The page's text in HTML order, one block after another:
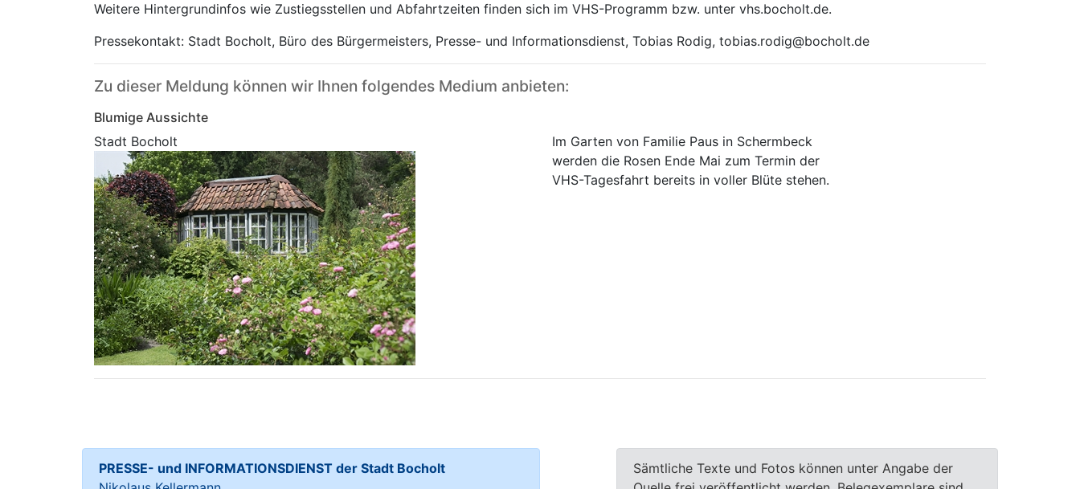
Weitere Hintergrundinfos wie Zustiegsstellen und Abfahrtzeiten finden sich im VHS-Programm bzw. unter vhs.bocholt.de.
Pressekontakt: Stadt Bocholt, Büro des Bürgermeisters, Presse- und Informationsdienst, Tobias Rodig, tobias.rodig@bocholt.de
Zu dieser Meldung können wir Ihnen folgendes Medium anbieten:
Blumige Aussichte
Stadt Bocholt
Im Garten von Familie Paus in Schermbeck
werden die Rosen Ende Mai zum Termin der
VHS-Tagesfahrt bereits in voller Blüte stehen.
PRESSE- und INFORMATIONSDIENST der Stadt Bocholt
Sämtliche Texte und Fotos können unter Angabe der